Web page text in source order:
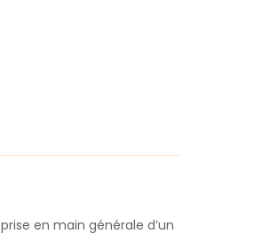
en main générale d’un